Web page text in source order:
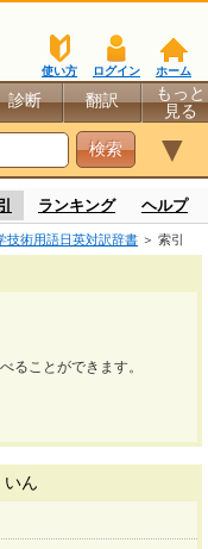
ホーム
ログイン
使い方
診断 翻訳
もっと
見る
▼
ランキング ヘルプ
技術用語日英対訳辞書 ＞ 索引
ることができます。
いん